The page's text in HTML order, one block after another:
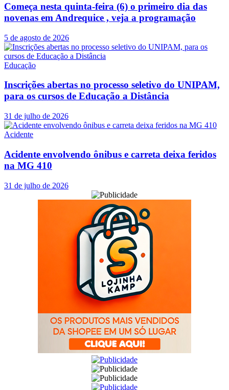
Começa nesta quinta-feira (6) o primeiro dia das
novenas em Andrequice , veja a programação
5 de agosto de 2026
Educação
Inscrições abertas no processo seletivo do UNIPAM,
para os cursos de Educação a Distância
31 de julho de 2026
Acidente
Acidente envolvendo ônibus e carreta deixa feridos
na MG 410
31 de julho de 2026